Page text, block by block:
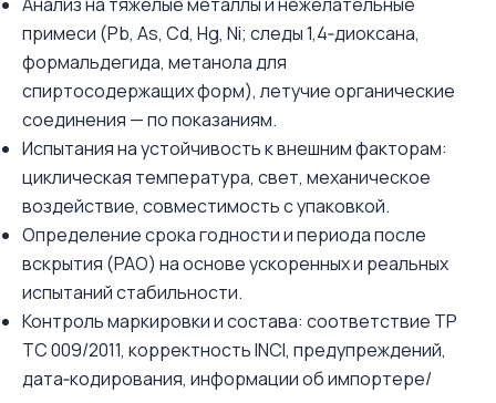
примеси (Pb, As, Cd, Hg, Ni; следы 1,4‑диокcана,
формальдегида, метанола для
спиртосодержащих форм), летучие органические
соединения — по показаниям.
Испытания на устойчивость к внешним факторам:
циклическая температура, свет, механическое
воздействие, совместимость с упаковкой.
Определение срока годности и периода после
вскрытия (PAO) на основе ускоренных и реальных
испытаний стабильности.
Контроль маркировки и состава: соответствие ТР
ТС 009/2011, корректность INCI, предупреждений,
дата‑кодирования, информации об импортере/